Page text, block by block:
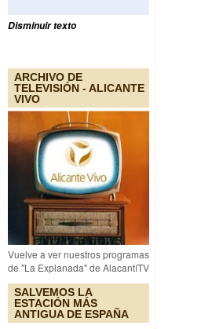
Disminuir texto
ARCHIVO DE
TELEVISIÓN - ALICANTE
VIVO
Vuelve a ver nuestros programas
de "La Explanada" de AlacantíTV
SALVEMOS LA
ESTACIÓN MÁS
ANTIGUA DE ESPAÑA